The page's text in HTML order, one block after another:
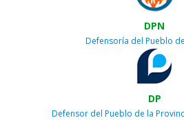
DPN
Defensoría del Pueblo
DP
Defensor del Pueblo de la